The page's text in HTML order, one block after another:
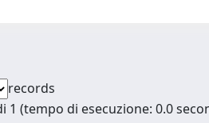
records
1 (tempo di esecuzione: 0.0